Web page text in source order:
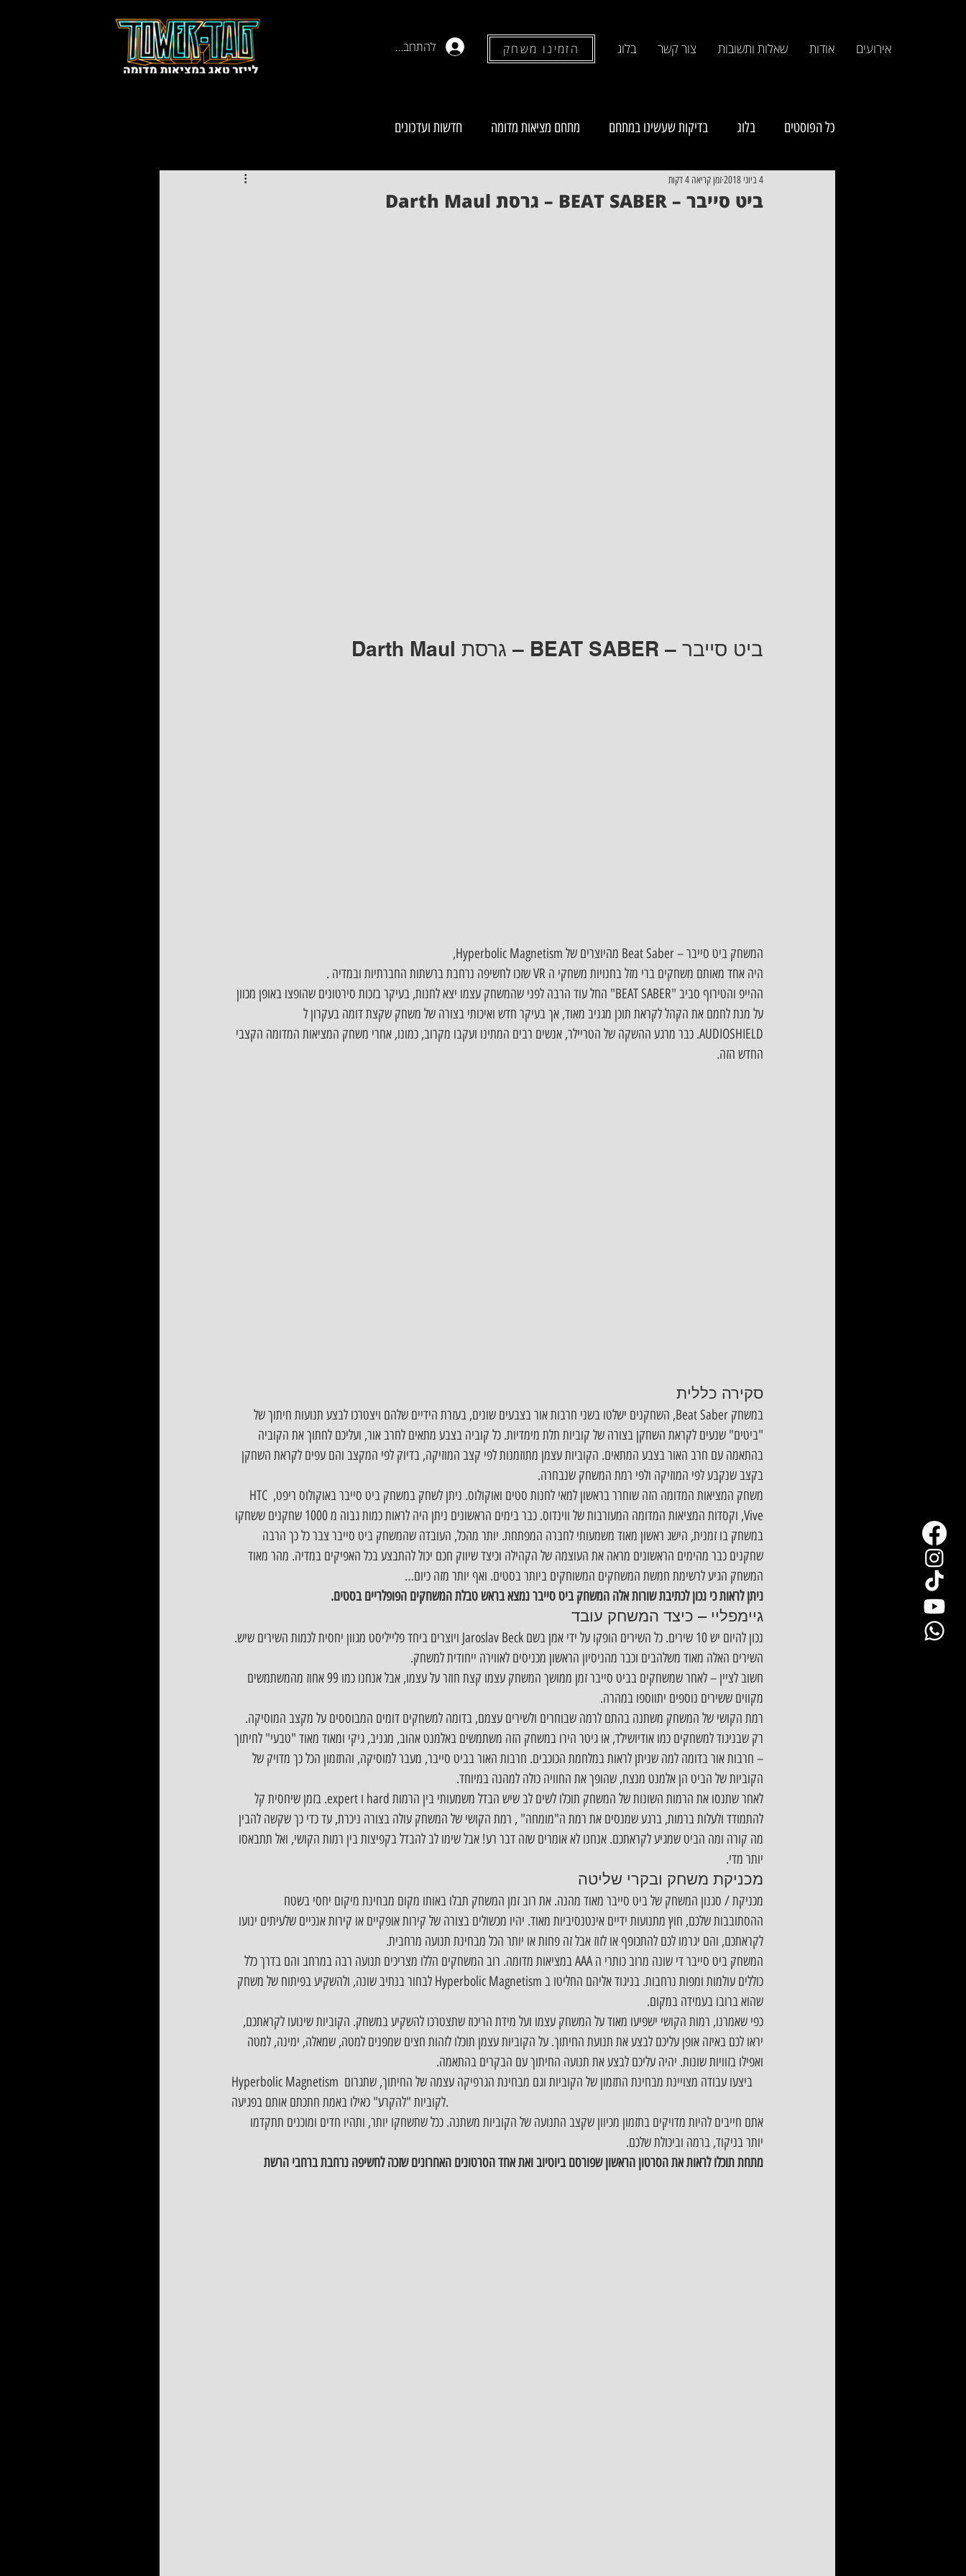
להתחברות הזמינו משחק אירועים אודות שאלות ותשובות צור קשר בלוג
כל הפוסטים בלוג בדיקות שעשינו במתחם מתחם מציאות מדומה חדשות ועדכונים
ביט סייבר – BEAT SABER – גרסת Darth Maul
4 ביוני 2018 זמן קריאה 4 דקות
ביט סייבר – BEAT SABER – גרסת Darth Maul
המשחק ביט סייבר – Beat Saber מהיוצרים של Hyperbolic Magnetism,
היה אחד מאותם משחקים ברי מזל בחנויות משחקי ה VR שזכו לחשיפה נרחבת ברשתות החברתיות ובמדיה .
ההייפ והטירוף סביב "BEAT SABER" החל עוד הרבה לפני שהמשחק עצמו יצא לחנות, בעיקר בזכות סירטונים שהופצו באופן מכוון
על מנת לחמם את הקהל לקראת תוכן מגניב מאוד, אך בעיקר חדש ואיכותי בצורה של משחק שקצת דומה בעקרון ל
AUDIOSHIELD. כבר מרגע ההשקה של הטריילר, אנשים רבים המתינו ועקבו מקרוב, כמונו, אחרי משחק המציאות המדומה הקצבי
החדש הזה.
סקירה כללית
במשחק Beat Saber, השחקנים ישלטו בשני חרבות אור בצבעים שונים, בעזרת הידיים שלהם ויצטרכו לבצע תנועות חיתוך של
"ביטים" שנעים לקראת השחקן בצורה של קוביות תלת מימדיות. כל קוביה בצבע מתאים לחרב אור, ועליכם לחתוך את הקוביה
בהתאמה עם חרב האור בצבע המתאים. הקוביות עצמן מתוזמנות לפי קצב המוזיקה, בדיוק לפי המקצב והם עפים לקראת השחקן
בקצב שנקבע לפי המוזיקה ולפי רמת המשחק שנבחרה.
משחק המציאות המדומה הזה שוחרר בראשון למאי לחנות סטים ואוקולוס. ניתן לשחק במשחק ביט סייבר באוקולוס ריפט, HTC
Vive, וקסדות המציאות המדומה המעורבות של ווינדוס. כבר בימים הראשונים ניתן היה לראות כמות גבוה מ 1000 שחקנים ששחקו
במשחק בו זמנית, הישג ראשון מאוד משמעותי לחברה המפתחת. יותר מהכל, העובדה שהמשחק ביט סייבר צבר כל כך הרבה
שחקנים כבר מהימים הראשונים מראה את העוצמה של הקהילה וכיצד שיווק חכם יכול להתבצע בכל האפיקים במדיה. מהר מאוד
המשחק הגיע לרשימת חמשת המשחקים המשוחקים ביותר בסטים. ואף יותר מזה כיום…
ניתן לראות כי נכון לכתיבת שורות אלה המשחק ביט סייבר נמצא בראש טבלת המשחקים הפופלריים בסטים.
גיימפליי – כיצד המשחק עובד
נכון להיום יש 10 שירים. כל השירים הופקו על ידי אמן בשם Jaroslav Beck ויוצרים ביחד פלייליסט מגוון יחסית לכמות השירים שיש.
השירים האלה מאוד משלהבים וכבר מהניסיון הראשון מכניסים לאווירה ייחודית למשחק.
חשוב לציין – לאחר שמשחקים בביט סייבר זמן ממושך המשחק עצמו קצת חוזר על עצמו, אבל אנחנו כמו 99 אחוז מהמשתמשים
מקווים ששירים נוספים יתווספו במהרה.
רמת הקושי של המשחק משתנה בהתם לרמה שבוחרים ולשירים עצמם, בדומה למשחקים דומים המבוססים על מקצב המוסיקה.
רק שבניגוד למשחקים כמו אודיושילד, או גיטר הירו במשחק הזה משתמשים באלמנט אהוב, מגניב, גיקי ומאוד מאוד "טבעי" לחיתוך
– חרבות אור בדומה למה שניתן לראות במלחמת הכוכבים. חרבות האור בביט סייבר, מעבר למוסיקה, והתזמון הכל כך מדויק של
הקוביות של הביט הן אלמנט מנצח, שהופך את החוויה כולה למהנה במיוחד.
לאחר שתנסו את הרמות השונות של המשחק תוכלו לשים לב שיש הבדל משמעותי בין הרמות hard ו expert. בזמן שיחסית קל
להתמודד ולעלות ברמות, ברגע שמנסים את רמת ה"מומחה" , רמת הקושי של המשחק עולה בצורה ניכרת, עד כדי כך שקשה להבין
מה קורה ומה הביט שמגיע לקראתכם. אנחנו לא אומרים שזה דבר רע! אבל שימו לב להבדל בקפיצות בין רמות הקושי, ואל תתבאסו
יותר מדי.
מכניקת משחק ובקרי שליטה
מכניקת / סגנון המשחק של ביט סייבר מאוד מהנה. את רוב זמן המשחק תבלו באותו מקום מבחינת מיקום יחסי בשטח
ההסתובבות שלכם, חוץ מתנועות ידיים אינטנסיביות מאוד. יהיו מכשולים בצורה של קירות אופקיים או קירות אנכיים שלעיתים ינועו
לקראתכם, והם יגרמו לכם להתכופף או לזוז אבל זה פחות או יותר הכל מבחינת תנועה מרחבית.
המשחק ביט סייבר די שונה מרוב כותרי ה AAA במציאות מדומה. רוב המשחקים הללו מצריכים תנועה רבה במרחב והם בדרך כלל
כוללים עולמות ומפות נרחבות. בניגוד אליהם החליטו ב Hyperbolic Magnetism לבחור בנתיב שונה, ולהשקיע בפיתוח של משחק
שהוא ברובו בעמידה במקום.
כפי שאמרנו, רמות הקושי ישפיעו מאוד על המשחק עצמו ועל מידת הריכוז שתצטרכו להשקיע במשחק. הקוביות שינועו לקראתכם,
יראו לכם באיזה אופן עליכם לבצע את תנועת החיתוך. על הקוביות עצמן תוכלו לזהות חצים שמפנים למטה, שמאלה, ימינה, למטה
ואפילו בזוויות שונות. יהיה עליכם לבצע את תנועה החיתוך עם הבקרים בהתאמה.
Hyperbolic Magnetism ביצעו עבודה מצויינת מבחינת התזמון של הקוביות וגם מבחינת הגרפיקה עצמה של החיתוך, שתגרום
לקוביות "להקרע" כאילו באמת חתכתם אותם בפגיעה.
אתם חייבים להיות מדויקים בתזמון מכיוון שקצב התנועה של הקוביות משתנה. ככל שתשחקו יותר, ותהיו חדים ומוכנים תתקדמו
יותר בניקוד, ברמה וביכולת שלכם.
מתחת תוכלו לראות את הסרטון הראשון שפורסם ביוטיוב ואת אחד הסרטונים האחרונים שזכה לחשיפה נרחבת ברחבי הרשת